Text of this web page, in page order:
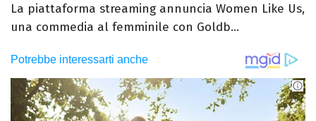
La piattaforma streaming annuncia Women Like Us,
una commedia al femminile con Goldb...